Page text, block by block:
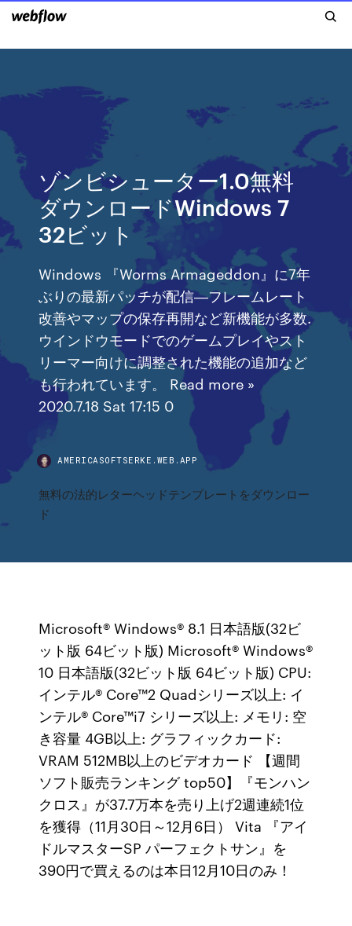
ゾンビシューター1.0無料
ダウンロードWindows 7
32ビット
Windows 『Worms Armageddon』に7年
ぶりの最新パッチが配信―フレームレート
改善やマップの保存再開など新機能が多数.
ウインドウモードでのゲームプレイやスト
リーマー向けに調整された機能の追加など
も行われています。 Read more »
2020.7.18 Sat 17:15 0
AMERICASOFTSERKE.WEB.APP
無料の法的レターヘッドテンプレートをダウンロー
ド
Microsoft® Windows® 8.1 日本語版(32ビ
ット版 64ビット版) Microsoft® Windows®
10 日本語版(32ビット版 64ビット版) CPU:
インテル® Core™2 Quadシリーズ以上: イ
ンテル® Core™i7 シリーズ以上: メモリ: 空
き容量 4GB以上: グラフィックカード:
VRAM 512MB以上のビデオカード 【週間
ソフト販売ランキング top50】『モンハン
クロス』が37.7万本を売り上げ2週連続1位
を獲得（11月30日～12月6日） Vita 『アイ
ドルマスターSP パーフェクトサン』を
390円で買えるのは本日12月10日のみ！